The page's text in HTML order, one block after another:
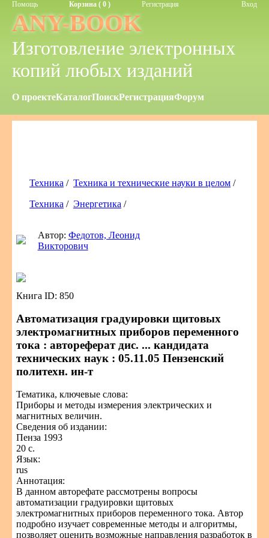
Помощь Корзина ( 0 ) Регистрация Вход
ANY-BOOK
Изготовление электронных
копий любых изданий
О проектеКаталогПоискРегистрацияФорум
Техника / Техника и технические науки в целом /
Техника / Энергетика /
Автор: Федотов, Леонид
Викторович
Книга ID: 850
Автоматизация градуировки щитовых
электромагнитных приборов переменного
тока : автореферат дис. ... кандидата
технических наук : 05.11.05 Пензенский
политехн. ин-т
Тематика, ключевые слова:
Приборы и методы измерения электрических и
магнитных величин.
Сведения об издании:
Пенза 1993
20 с.
Язык:
rus
Аннотация:
В данном авторефате рассмотрены вопросы
автоматизации градуировки щитовых
электромагнитных приборов переменного тока. Автор
подробно изучает современные методы и алгоритмы,
позволяет оценить возможные направления разработок в